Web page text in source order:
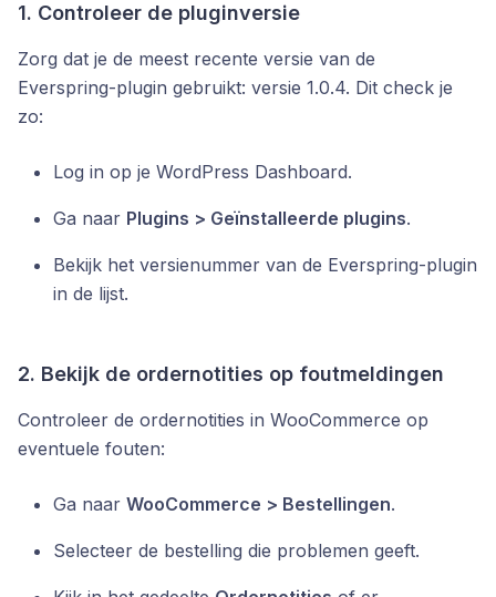
1. Controleer de pluginversie
Zorg dat je de meest recente versie van de
Everspring-plugin gebruikt: versie 1.0.4. Dit check je
zo:
Log in op je WordPress Dashboard.
Ga naar Plugins > Geïnstalleerde plugins.
Bekijk het versienummer van de Everspring-plugin
in de lijst.
2. Bekijk de ordernotities op foutmeldingen
Controleer de ordernotities in WooCommerce op
eventuele fouten:
Ga naar WooCommerce > Bestellingen.
Selecteer de bestelling die problemen geeft.